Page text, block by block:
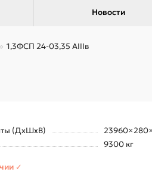
Новости
1,3ФСП 24-03,35 АIIIв
(ДхШхВ)
9300 кг
✓